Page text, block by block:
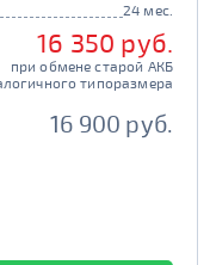
24 мес.
16 350 руб.
при обмене старой АКБ
типоразмера
16 900 руб.